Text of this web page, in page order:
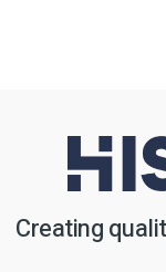
Creating